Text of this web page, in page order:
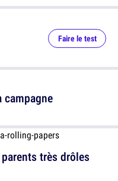
très drôles
Faire le test